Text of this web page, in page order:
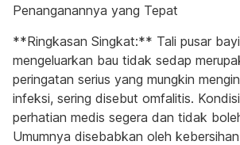
Penanganannya yang Tepat
**Ringkasan Singkat:** Tali pusar
mengeluarkan bau tidak sedap
peringatan serius yang mungkin
infeksi, sering disebut omfalitis.
perhatian medis segera dan tidak
Umumnya disebabkan oleh